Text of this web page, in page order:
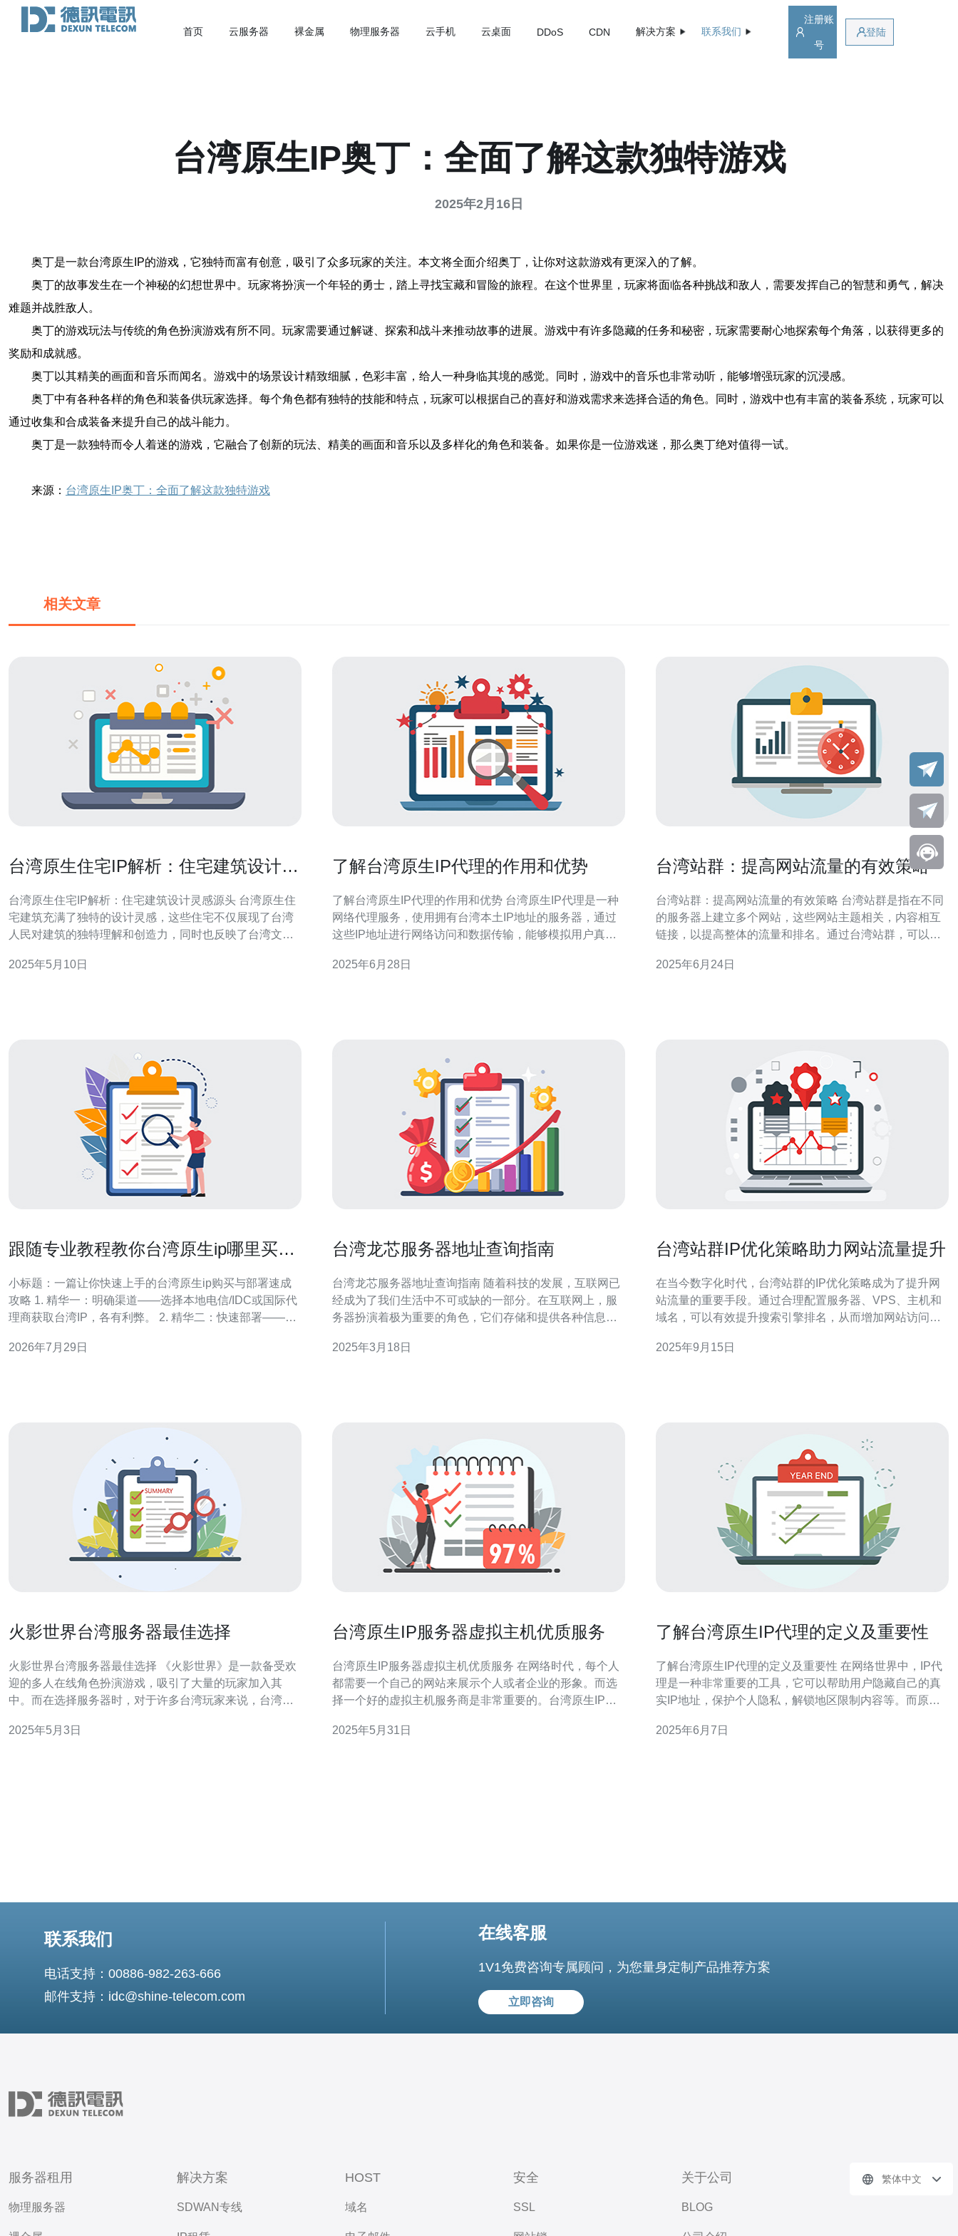
首页 云服务器 裸金属 物理服务器 云手机 云桌面 DDoS CDN 解决方案 联系我们
注册账
号
登陆
台湾原生IP奥丁：全面了解这款独特游戏
2025年2月16日
奥丁是一款台湾原生IP的游戏，它独特而富有创意，吸引了众多玩家的关注。本文将全面介绍奥丁，让你对这款游戏有更深入的了解。
奥丁的故事发生在一个神秘的幻想世界中。玩家将扮演一个年轻的勇士，踏上寻找宝藏和冒险的旅程。在这个世界里，玩家将面临各种挑战和敌人，需要发挥自己的智慧和勇气，解决
难题并战胜敌人。
奥丁的游戏玩法与传统的角色扮演游戏有所不同。玩家需要通过解谜、探索和战斗来推动故事的进展。游戏中有许多隐藏的任务和秘密，玩家需要耐心地探索每个角落，以获得更多的
奖励和成就感。
奥丁以其精美的画面和音乐而闻名。游戏中的场景设计精致细腻，色彩丰富，给人一种身临其境的感觉。同时，游戏中的音乐也非常动听，能够增强玩家的沉浸感。
奥丁中有各种各样的角色和装备供玩家选择。每个角色都有独特的技能和特点，玩家可以根据自己的喜好和游戏需求来选择合适的角色。同时，游戏中也有丰富的装备系统，玩家可以
通过收集和合成装备来提升自己的战斗能力。
奥丁是一款独特而令人着迷的游戏，它融合了创新的玩法、精美的画面和音乐以及多样化的角色和装备。如果你是一位游戏迷，那么奥丁绝对值得一试。
来源： 台湾原生IP奥丁：全面了解这款独特游戏
相关文章
台湾原生住宅IP解析：住宅建筑设计灵
台湾原生住宅IP解析：住宅建筑设计灵感源头 台湾原生住
宅建筑充满了独特的设计灵感，这些住宅不仅展现了台湾
人民对建筑的独特理解和创造力，同时也反映了台湾文化
点，分析其灵感源头，为住宅建筑设计提供借鉴与启示。
2025年5月10日
了解台湾原生IP代理的作用和优势
了解台湾原生IP代理的作用和优势 台湾原生IP代理是一种
网络代理服务，使用拥有台湾本土IP地址的服务器，通过
这些IP地址进行网络访问和数据传输，能够模拟用户真实
制：台湾原生IP代理可以帮助用户访问本地受限的网站和
2025年6月28日
台湾站群：提高网站流量的有效策略
台湾站群：提高网站流量的有效策略 台湾站群是指在不同
的服务器上建立多个网站，这些网站主题相关，内容相互
链接，以提高整体的流量和排名。通过台湾站群，可以有
一个主题明确、相关性强的领域，然后在不同的服务器上
2025年6月24日
跟随专业教程教你台湾原生ip哪里买的
小标题：一篇让你快速上手的台湾原生ip购买与部署速成
攻略 1. 精华一：明确渠道——选择本地电信/IDC或国际代
理商获取台湾IP，各有利弊。 2. 精华二：快速部署——购
分钟内上线。 3. 精华三：合规与检测——记得做IP地理验
2026年7月29日
台湾龙芯服务器地址查询指南
台湾龙芯服务器地址查询指南 随着科技的发展，互联网已
经成为了我们生活中不可或缺的一部分。在互联网上，服
务器扮演着极为重要的角色，它们存储和提供各种信息和
注。本指南旨在为用户提供查询台湾龙芯服务器地址的方
2025年3月18日
台湾站群IP优化策略助力网站流量提升
在当今数字化时代，台湾站群的IP优化策略成为了提升网
站流量的重要手段。通过合理配置服务器、VPS、主机和
域名，可以有效提升搜索引擎排名，从而增加网站访问
为优质服务提供商，以帮助网站管理者实现流量的持续增
2025年9月15日
火影世界台湾服务器最佳选择
火影世界台湾服务器最佳选择 《火影世界》是一款备受欢
迎的多人在线角色扮演游戏，吸引了大量的玩家加入其
中。而在选择服务器时，对于许多台湾玩家来说，台湾服
台湾服务器地理位置优越，与台湾玩家的网络延迟更低，
2025年5月3日
台湾原生IP服务器虚拟主机优质服务
台湾原生IP服务器虚拟主机优质服务 在网络时代，每个人
都需要一个自己的网站来展示个人或者企业的形象。而选
择一个好的虚拟主机服务商是非常重要的。台湾原生IP服
务器虚拟主机采用原生IP服务器，相比于共享IP服务器，
2025年5月31日
了解台湾原生IP代理的定义及重要性
了解台湾原生IP代理的定义及重要性 在网络世界中，IP代
理是一种非常重要的工具，它可以帮助用户隐藏自己的真
实IP地址，保护个人隐私，解锁地区限制内容等。而原生
安全性和稳定性。 台湾原生IP代理是指使用台湾本地网络
2025年6月7日
联系我们
电话支持：00886-982-263-666
邮件支持：idc@shine-telecom.com
在线客服
1V1免费咨询专属顾问，为您量身定制产品推荐方案
立即咨询
服务器租用
物理服务器
解决方案
SDWAN专线
HOST
域名
安全
SSL
关于公司
BLOG
繁体中文